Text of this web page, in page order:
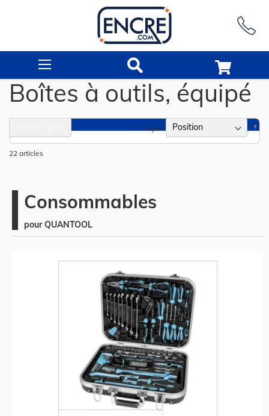
Boîtes à outils, équipé
22 articles
Trier par
Consommables
pour QUANTOOL